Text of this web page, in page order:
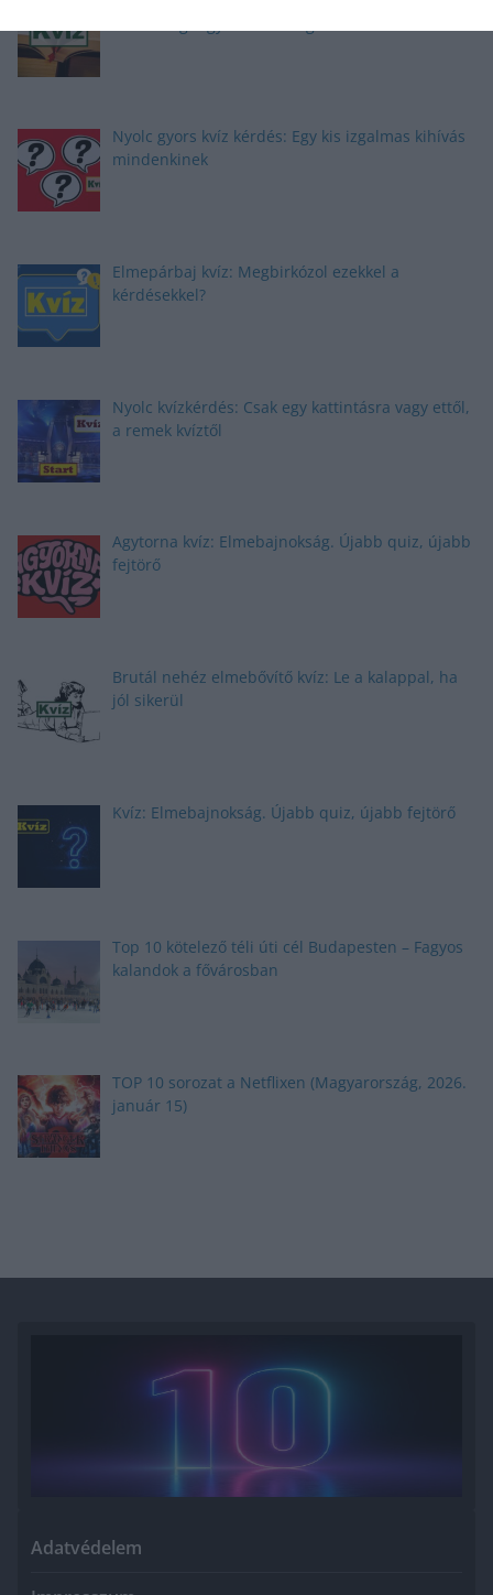
Nyolc gyors kvíz kérdés: Egy kis izgalmas kihívás
mindenkinek
Elmepárbaj kvíz: Megbirkózol ezekkel a
kérdésekkel?
Nyolc kvízkérdés: Csak egy kattintásra vagy ettől,
a remek kvíztől
Agytorna kvíz: Elmebajnokság. Újabb quiz, újabb
fejtörő
Brutál nehéz elmebővítő kvíz: Le a kalappal, ha
jól sikerül
Kvíz: Elmebajnokság. Újabb quiz, újabb fejtörő
Top 10 kötelező téli úti cél Budapesten – Fagyos
kalandok a fővárosban
TOP 10 sorozat a Netflixen (Magyarország, 2026.
január 15)
Adatvédelem